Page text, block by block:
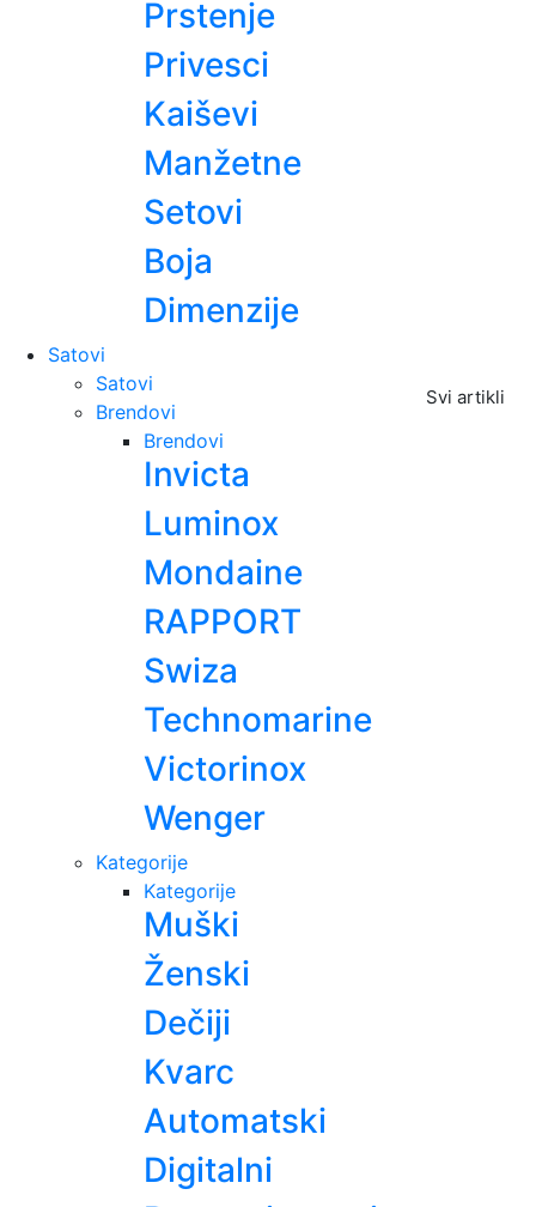
Prstenje
Privesci
Kaiševi
Manžetne
Setovi
Boja
Dimenzije
Satovi
Svi artikli
Satovi
Brendovi
Brendovi
Invicta
Luminox
Mondaine
RAPPORT
Swiza
Technomarine
Victorinox
Wenger
Kategorije
Kategorije
Muški
Ženski
Dečiji
Kvarc
Automatski
Digitalni